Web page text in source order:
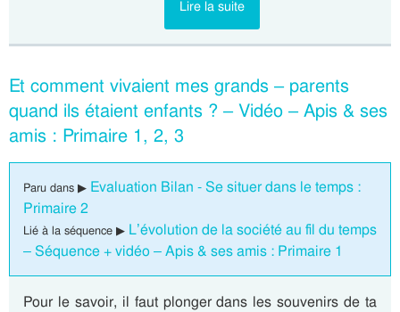
Lire la suite
Et comment vivaient mes grands – parents
quand ils étaient enfants ? – Vidéo – Apis & ses
amis : Primaire 1, 2, 3
Paru dans ▶ Evaluation Bilan - Se situer dans le temps :
Primaire 2
Lié à la séquence ▶ L’évolution de la société au fil du temps
– Séquence + vidéo – Apis & ses amis : Primaire 1
Pour le savoir, il faut plonger dans les souvenirs de ta